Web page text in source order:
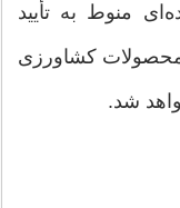
منوط به تأیید
محصولات کشاورزی
شد.